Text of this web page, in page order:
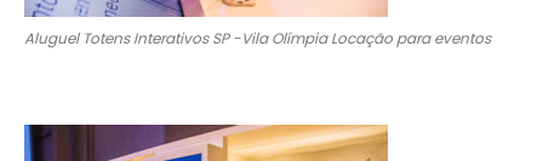
Aluguel Totens Interativos SP -Vila Olímpia Locação para eventos